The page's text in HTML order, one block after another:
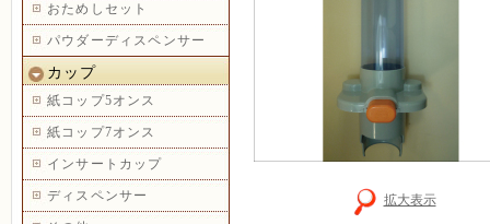
おためしセット
パウダーディスペンサー
カップ
紙コップ5オンス
紙コップ7オンス
インサートカップ
ディスペンサー 拡大表示